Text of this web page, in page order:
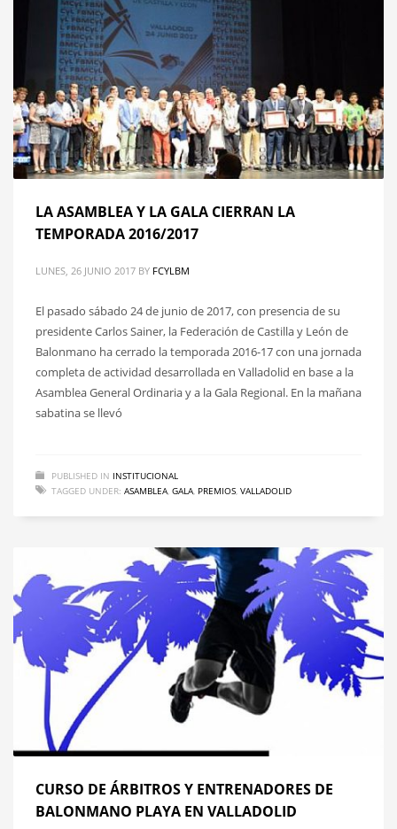
LA ASAMBLEA Y LA GALA CIERRAN LA
TEMPORADA 2016/2017
LUNES, 26 JUNIO 2017 BY FCYLBM
El pasado sábado 24 de junio de 2017, con presencia de su
presidente Carlos Sainer, la Federación de Castilla y León de
Balonmano ha cerrado la temporada 2016-17 con una jornada
completa de actividad desarrollada en Valladolid en base a la
Asamblea General Ordinaria y a la Gala Regional. En la mañana
sabatina se llevó
PUBLISHED IN INSTITUCIONAL
TAGGED UNDER: ASAMBLEA GALA PREMIOS VALLADOLID
CURSO DE ÁRBITROS Y ENTRENADORES DE
BALONMANO PLAYA EN VALLADOLID